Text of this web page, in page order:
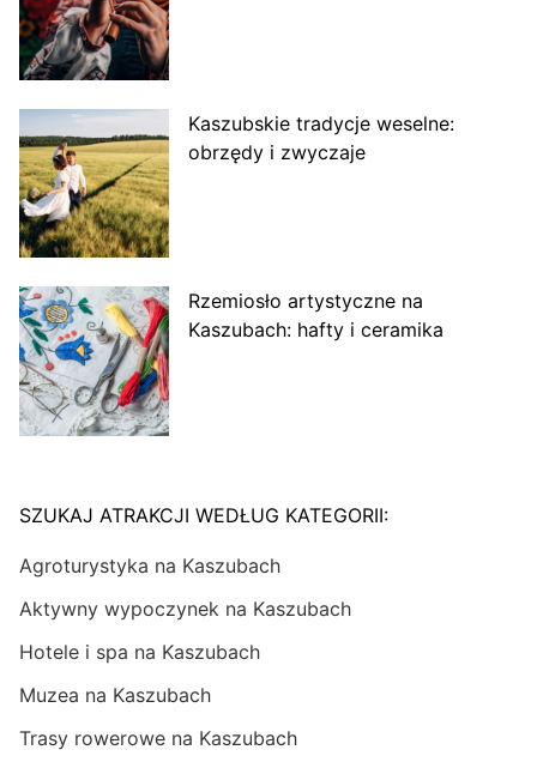
Kaszubskie tradycje weselne:
obrzędy i zwyczaje
Rzemiosło artystyczne na
Kaszubach: hafty i ceramika
SZUKAJ ATRAKCJI WEDŁUG KATEGORII:
Agroturystyka na Kaszubach
Aktywny wypoczynek na Kaszubach
Hotele i spa na Kaszubach
Muzea na Kaszubach
Trasy rowerowe na Kaszubach